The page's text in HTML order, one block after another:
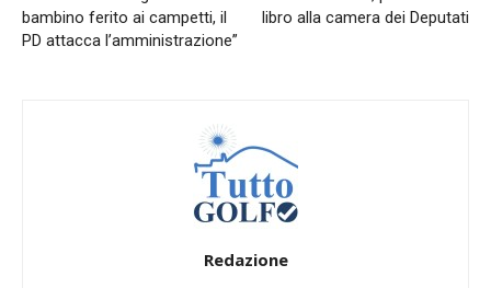
bambino ferito ai campetti, il
PD attacca l’amministrazione”
libro alla camera dei Deputati
Redazione